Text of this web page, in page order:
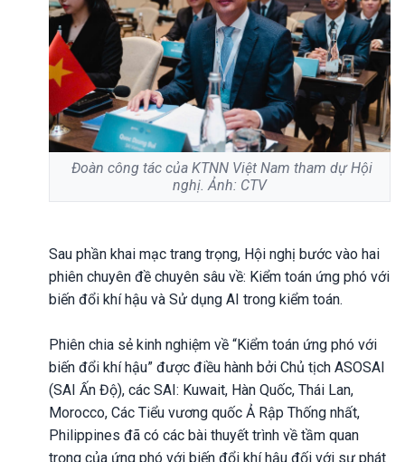
Đoàn công tác của KTNN Việt Nam tham dự Hội
nghị. Ảnh: CTV
Sau phần khai mạc trang trọng, Hội nghị bước vào hai
phiên chuyên đề chuyên sâu về: Kiểm toán ứng phó với
biến đổi khí hậu và Sử dụng AI trong kiểm toán.
Phiên chia sẻ kinh nghiệm về “Kiểm toán ứng phó với
biến đổi khí hậu” được điều hành bởi Chủ tịch ASOSAI
(SAI Ấn Độ), các SAI: Kuwait, Hàn Quốc, Thái Lan,
Morocco, Các Tiểu vương quốc Ả Rập Thống nhất,
Philippines đã có các bài thuyết trình về tầm quan
trọng của ứng phó với biến đổi khí hậu đối với sự phát